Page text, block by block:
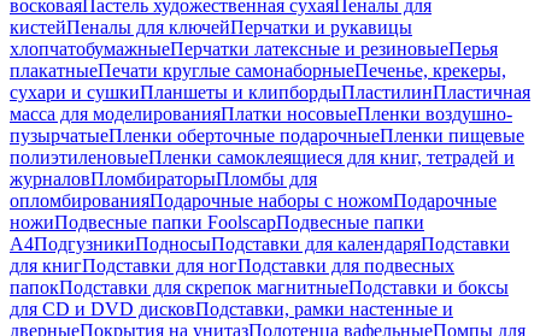
восковаяПастель художественная сухаяПеналы для
кистейПеналы для ключейПерчатки и рукавицы
хлопчатобумажныеПерчатки латексные и резиновыеПерья
плакатныеПечати круглые самонаборныеПеченье, крекеры,
сухари и сушкиПланшеты и клипбордыПластилинПластичная
масса для моделированияПлатки носовыеПленки воздушно-
пузырчатыеПленки оберточные подарочныеПленки пищевые
полиэтиленовыеПленки самоклеящиеся для книг, тетрадей и
журналовПломбираторыПломбы для
опломбированияПодарочные наборы с ножомПодарочные
ножиПодвесные папки FoolscapПодвесные папки
А4ПодгузникиПодносыПодставки для календаряПодставки
для книгПодставки для ногПодставки для подвесных
папокПодставки для скрепок магнитныеПодставки и боксы
для CD и DVD дисковПодставки, рамки настенные и
дверныеПокрытия на унитазПолотенца вафельныеПомпы для